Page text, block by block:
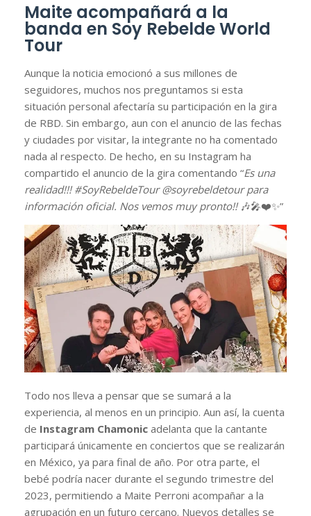
Maite acompañará a la
banda en Soy Rebelde World
Tour
Aunque la noticia emocionó a sus millones de
seguidores, muchos nos preguntamos si esta
situación personal afectaría su participación en la gira
de RBD. Sin embargo, aun con el anuncio de las fechas
y ciudades por visitar, la integrante no ha comentado
nada al respecto. De hecho, en su Instagram ha
compartido el anuncio de la gira comentando “Es una
realidad!!! #SoyRebeldeTour @soyrebeldetour para
información oficial. Nos vemos muy pronto!! 🎶🎤❤️✨️”
Todo nos lleva a pensar que se sumará a la
experiencia, al menos en un principio. Aun así, la cuenta
de Instagram Chamonic adelanta que la cantante
participará únicamente en conciertos que se realizarán
en México, ya para final de año. Por otra parte, el
bebé podría nacer durante el segundo trimestre del
2023, permitiendo a Maite Perroni acompañar a la
agrupación en un futuro cercano. Nuevos detalles se